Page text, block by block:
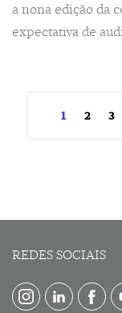
a nona edição da
expectativa de
1 2 3
REDES SOCIAIS